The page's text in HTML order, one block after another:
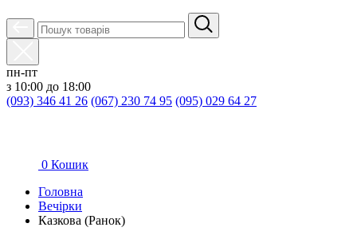
пн-пт
з 10:00 до 18:00
(093) 346 41 26 (067) 230 74 95 (095) 029 64 27
0 Кошик
Головна
Вечірки
Казкова (Ранок)